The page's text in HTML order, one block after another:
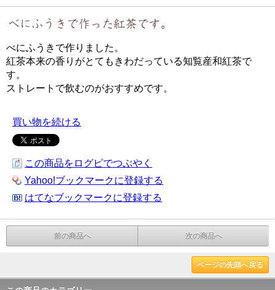
べにふうきで作りました。
紅茶本来の香りがとてもきわだっている知覧産和紅茶で
す。
ストレートで飲むのがおすすめです。
買い物を続ける
この商品をログピでつぶやく
Yahoo!ブックマークに登録する
はてなブックマークに登録する
前の商品へ 次の商品へ
ページの先頭へ戻る